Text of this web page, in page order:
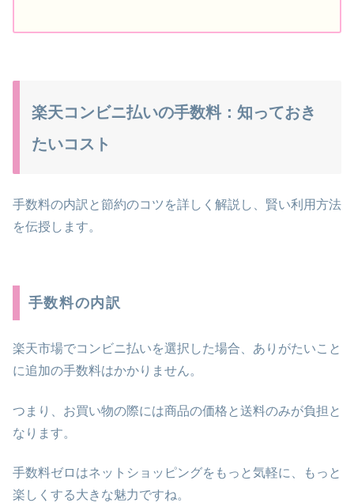
楽天コンビニ払いの手数料：知っておき
たいコスト
手数料の内訳と節約のコツを詳しく解説し、賢い利用方法
を伝授します。
手数料の内訳
楽天市場でコンビニ払いを選択した場合、ありがたいこと
に追加の手数料はかかりません。
つまり、お買い物の際には商品の価格と送料のみが負担と
なります。
手数料ゼロはネットショッピングをもっと気軽に、もっと
楽しくする大きな魅力ですね。